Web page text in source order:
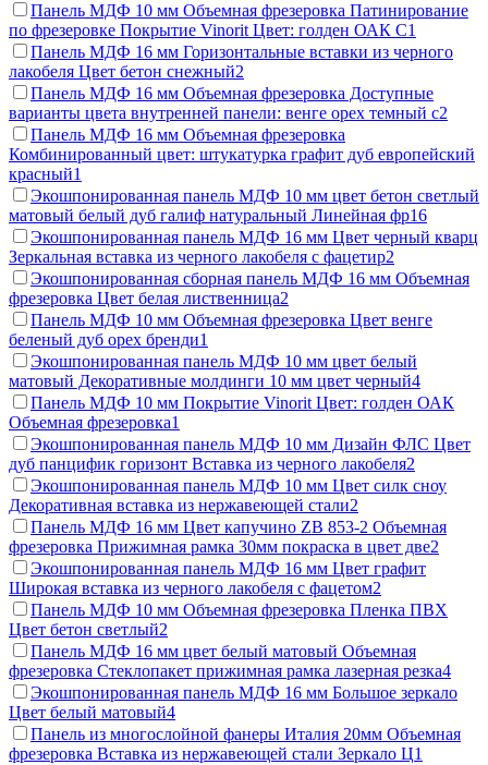
Панель МДФ 10 мм Объемная фрезеровка Патинирование
по фрезеровке Покрытие Vinorit Цвет: голден ОАК С1
Панель МДФ 16 мм Горизонтальные вставки из черного
лакобеля Цвет бетон снежный2
Панель МДФ 16 мм Объемная фрезеровка Доступные
варианты цвета внутренней панели: венге орех темный с2
Панель МДФ 16 мм Объемная фрезеровка
Комбинированный цвет: штукатурка графит дуб европейский
красный1
Экошпонированная панель МДФ 10 мм цвет бетон светлый
матовый белый дуб галиф натуральный Линейная фр16
Экошпонированная панель МДФ 16 мм Цвет черный кварц
Зеркальная вставка из черного лакобеля с фацетир2
Экошпонированная сборная панель МДФ 16 мм Объемная
фрезеровка Цвет белая лиственница2
Панель МДФ 10 мм Объемная фрезеровка Цвет венге
беленый дуб орех бренди1
Экошпонированная панель МДФ 10 мм цвет белый
матовый Декоративные молдинги 10 мм цвет черный4
Панель МДФ 10 мм Покрытие Vinorit Цвет: голден ОАК
Объемная фрезеровка1
Экошпонированная панель МДФ 10 мм Дизайн ФЛС Цвет
дуб панцифик горизонт Вставка из черного лакобеля2
Экошпонированная панель МДФ 10 мм Цвет силк сноу
Декоративная вставка из нержавеющей стали2
Панель МДФ 16 мм Цвет капучино ZB 853-2 Объемная
фрезеровка Прижимная рамка 30мм покраска в цвет две2
Экошпонированная панель МДФ 16 мм Цвет графит
Широкая вставка из черного лакобеля с фацетом2
Панель МДФ 10 мм Объемная фрезеровка Пленка ПВХ
Цвет бетон светлый2
Панель МДФ 16 мм цвет белый матовый Объемная
фрезеровка Стеклопакет прижимная рамка лазерная резка4
Экошпонированная панель МДФ 16 мм Большое зеркало
Цвет белый матовый4
Панель из многослойной фанеры Италия 20мм Объемная
фрезеровка Вставка из нержавеющей стали Зеркало Ц1